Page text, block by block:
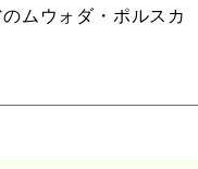
ムウォダ・ポルスカ